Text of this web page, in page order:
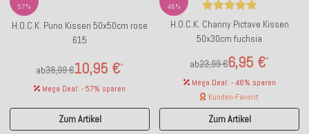
57%
H.O.C.K. Puno Kissen 50x50cm rose
615
ab 10,95 €*
38,99 €
Mega Deal: - 57% sparen
Zum Artikel
46%
H.O.C.K. Channy Pictave Kissen
50x30cm fuchsia
ab 6,95 €*
23,99 €
Mega Deal: - 46% sparen
Kunden-Favorit
Zum Artikel